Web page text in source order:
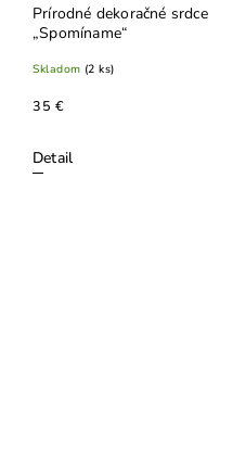
Prírodné dekoračné srdce
„Spomíname“
Skladom (2 ks)
35 €
Detail